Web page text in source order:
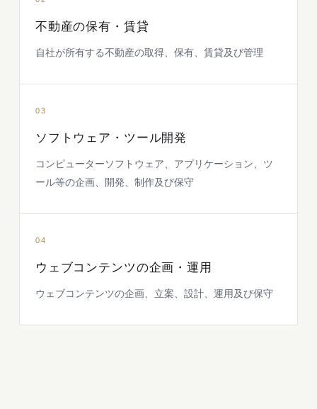
不動産の保有・賃貸
自社が所有する不動産の取得、保有、賃貸及び管理
03
ソフトウェア・ツール開発
コンピューターソフトウェア、アプリケーション、ツ
ール等の企画、開発、制作及び保守
04
ウェブコンテンツの企画・運用
ウェブコンテンツの企画、立案、設計、運用及び保守